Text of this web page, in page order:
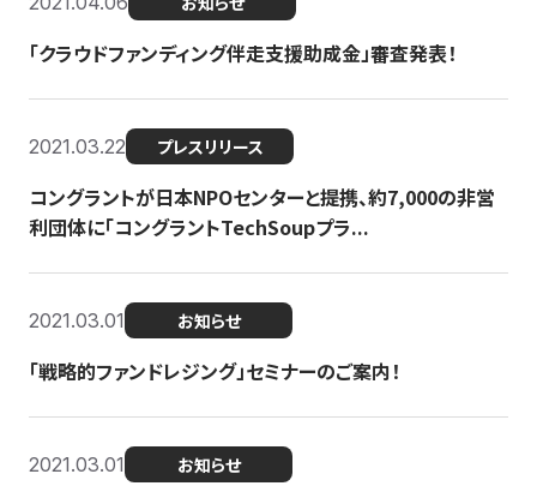
「クラウドファンディング伴走支援助成金」審査発表！
2021.03.22 プレスリリース
コングラントが日本NPOセンターと提携、約7,000の非営
利団体に「コングラントTechSoupプラ...
2021.03.01 お知らせ
「戦略的ファンドレジング」セミナーのご案内！
2021.03.01 お知らせ